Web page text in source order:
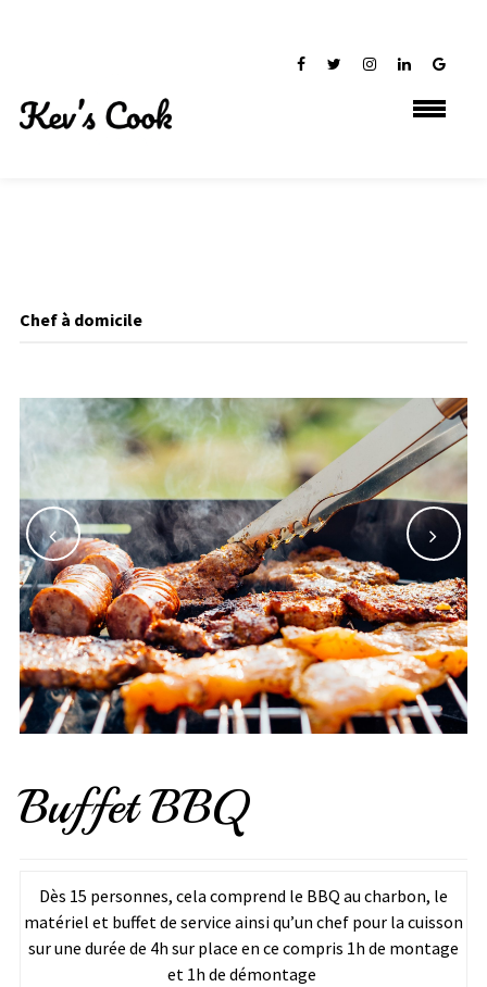
Chef à domicile
Buffet BBQ
Dès 15 personnes, cela comprend le BBQ au charbon, le
matériel et buffet de service ainsi qu’un chef pour la cuisson
sur une durée de 4h sur place en ce compris 1h de montage
et 1h de démontage